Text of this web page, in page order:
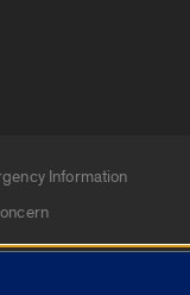
Information